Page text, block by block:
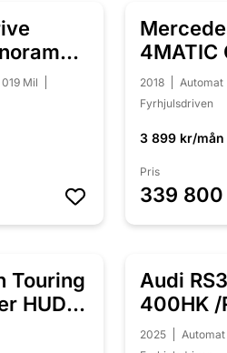
NYINKOMMEN
/
019 Mil
4MATIC
2018 Automat
Fyrhjulsdriven
3 899 kr/mån
Pris
339
NYINKOMMEN
Touring
HUD
Audi
400HK /
2025 Automat